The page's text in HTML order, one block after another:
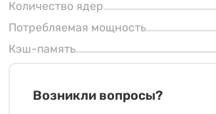
Количество ядер
Потребляемая мощность
Кэш-память
Возникли вопросы?